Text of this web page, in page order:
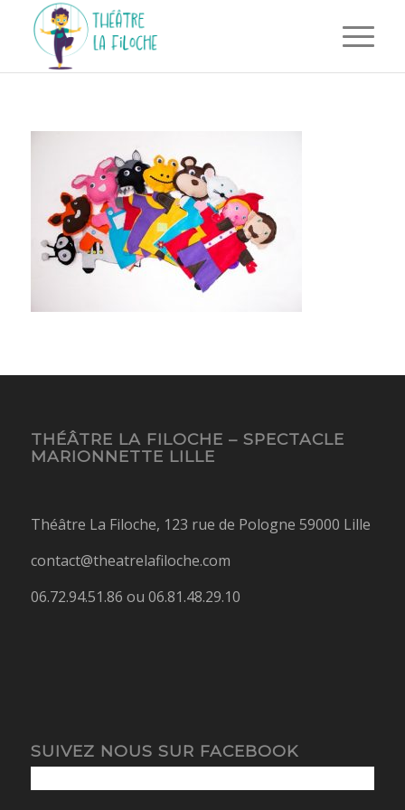
THÉÂTRE LA FILOCHE – SPECTACLE
MARIONNETTE LILLE
Théâtre La Filoche, 123 rue de Pologne 59000 Lille
contact@theatrelafiloche.com
06.72.94.51.86 ou 06.81.48.29.10
SUIVEZ NOUS SUR FACEBOOK